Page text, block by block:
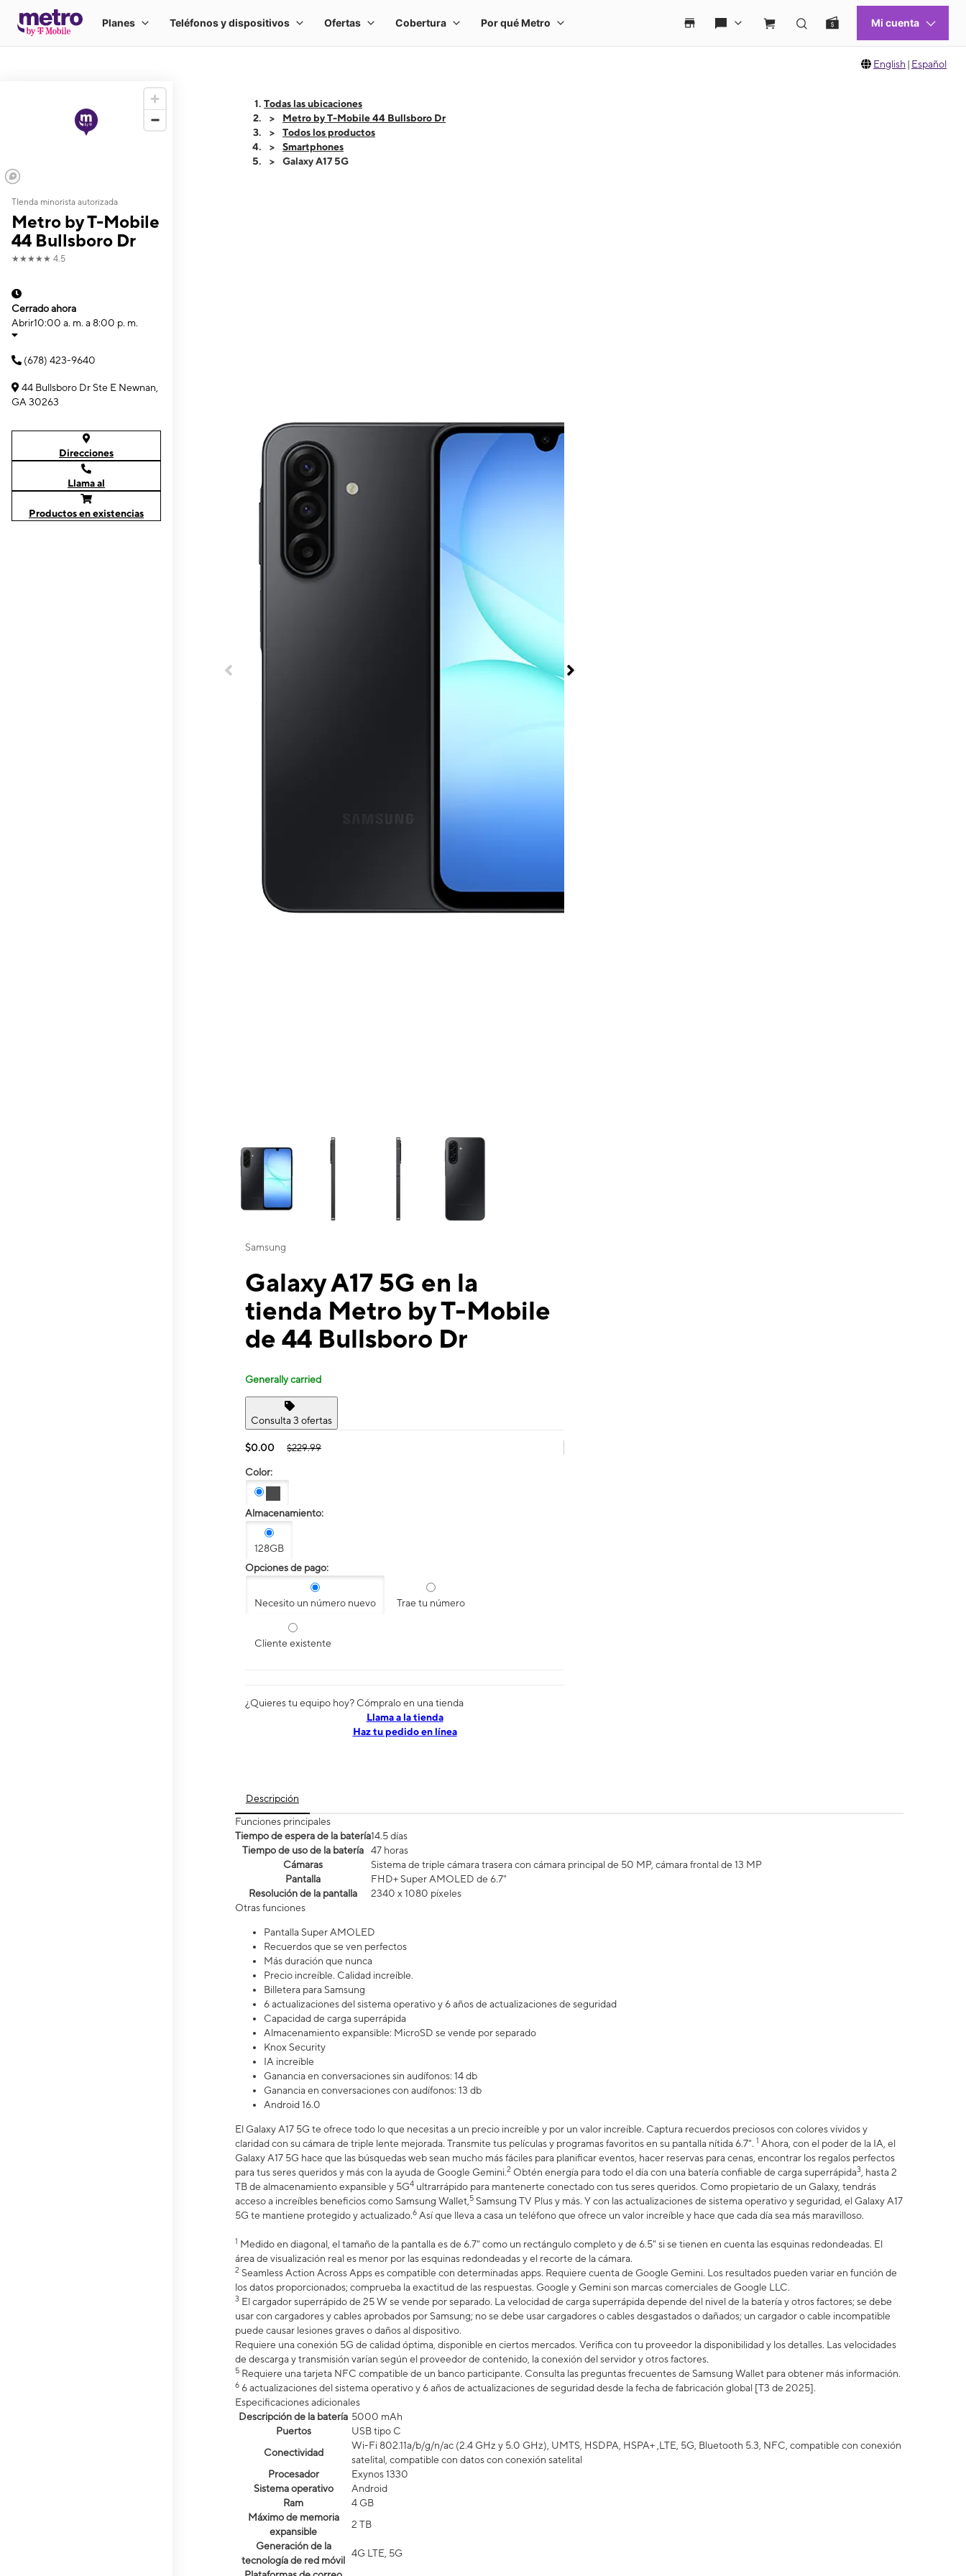
English | Español
TIenda minorista autorizada
Metro by T-Mobile
44 Bullsboro Dr
★★★★★ 4.5
Cerrado ahora
Abrir10:00 a. m. a 8:00 p. m.
(678) 423-9640
44 Bullsboro Dr Ste E Newnan,
GA 30263
Direcciones
Llama al
Productos en existencias
Todas las ubicaciones
Metro by T-Mobile 44 Bullsboro Dr
Todos los productos
Smartphones
Galaxy A17 5G
This carousel contains a column of small thumbnails. Selecting a thumbnail will change the main image in the carousel that follows. Use the Previous and Next
Samsung
Galaxy A17 5G en la
tienda Metro by T-Mobile
de 44 Bullsboro Dr
Generally carried
Consulta 3 ofertas
$0.00 $229.99
Color:
Almacenamiento:
128GB
Opciones de pago:
Necesito un número nuevo Trae tu número
Cliente existente
¿Quieres tu equipo hoy? Cómpralo en una tienda
​​​​​​​Llama a la tienda
Haz tu pedido en línea
Descripción
Funciones principales
Tiempo de espera de la batería14.5 días
Tiempo de uso de la batería
47 horas
Cámaras
Sistema de triple cámara trasera con cámara principal de 50 MP, cámara frontal de 13 MP
Pantalla
FHD+ Super AMOLED de 6.7"
Resolución de la pantalla
2340 x 1080 píxeles
Otras funciones
Pantalla Super AMOLED
Recuerdos que se ven perfectos
Más duración que nunca
Precio increíble. Calidad increíble.
Billetera para Samsung
6 actualizaciones del sistema operativo y 6 años de actualizaciones de seguridad
Capacidad de carga superrápida
Almacenamiento expansible: MicroSD se vende por separado
Knox Security
IA increíble
Ganancia en conversaciones sin audífonos: 14 db
Ganancia en conversaciones con audífonos: 13 db
Android 16.0
El Galaxy A17 5G te ofrece todo lo que necesitas a un precio increíble y por un valor increíble. Captura recuerdos preciosos con colores vívidos y
claridad con su cámara de triple lente mejorada. Transmite tus películas y programas favoritos en su pantalla nítida 6.7". 1 Ahora, con el poder de la IA, el
Galaxy A17 5G hace que las búsquedas web sean mucho más fáciles para planificar eventos, hacer reservas para cenas, encontrar los regalos perfectos
para tus seres queridos y más con la ayuda de Google Gemini.2 Obtén energía para todo el día con una batería confiable de carga superrápida3 , hasta 2
TB de almacenamiento expansible y 5G4 ultrarrápido para mantenerte conectado con tus seres queridos. Como propietario de un Galaxy, tendrás
acceso a increíbles beneficios como Samsung Wallet, 5 Samsung TV Plus y más. Y con las actualizaciones de sistema operativo y seguridad, el Galaxy A17
5G te mantiene protegido y actualizado.6 Así que lleva a casa un teléfono que ofrece un valor increíble y hace que cada día sea más maravilloso.
1 Medido en diagonal, el tamaño de la pantalla es de 6.7" como un rectángulo completo y de 6.5" si se tienen en cuenta las esquinas redondeadas. El
área de visualización real es menor por las esquinas redondeadas y el recorte de la cámara.
2 Seamless Action Across Apps es compatible con determinadas apps. Requiere cuenta de Google Gemini. Los resultados pueden variar en función de
los datos proporcionados; comprueba la exactitud de las respuestas. Google y Gemini son marcas comerciales de Google LLC.
3 El cargador superrápido de 25 W se vende por separado. La velocidad de carga superrápida depende del nivel de la batería y otros factores; se debe
usar con cargadores y cables aprobados por Samsung; no se debe usar cargadores o cables desgastados o dañados; un cargador o cable incompatible
puede causar lesiones graves o daños al dispositivo.
Requiere una conexión 5G de calidad óptima, disponible en ciertos mercados. Verifica con tu proveedor la disponibilidad y los detalles. Las velocidades
de descarga y transmisión varían según el proveedor de contenido, la conexión del servidor y otros factores.
5 Requiere una tarjeta NFC compatible de un banco participante. Consulta las preguntas frecuentes de Samsung Wallet para obtener más información.
6 6 actualizaciones del sistema operativo y 6 años de actualizaciones de seguridad desde la fecha de fabricación global [T3 de 2025].
Especificaciones adicionales
Descripción de la batería 5000 mAh
Puertos
USB tipo C
Conectividad
Wi-Fi 802.11a/b/g/n/ac (2.4 GHz y 5.0 GHz), UMTS, HSDPA, HSPA+ ,LTE, 5G, Bluetooth 5.3, NFC, compatible con conexión
satelital, compatible con datos con conexión satelital​​​​​​​
Procesador
Exynos 1330
Sistema operativo
Android
Ram
4 GB
Máximo de memoria
expansible
2 TB
Generación de la
tecnología de red móvil
4G LTE, 5G